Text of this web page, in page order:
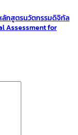
กสูตรนวัตกรรมดิจิทัล
Assessment for